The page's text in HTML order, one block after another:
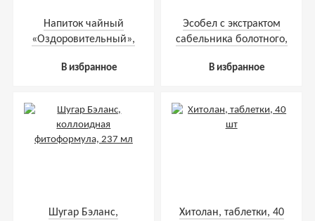
Напиток чайный
«Оздоровительный»,
смесью, 60 г
В избранное
Эсобел с экстрактом
сабельника болотного,
В избранное
Шугар Бэланс,
Хитолан, таблетки, 40